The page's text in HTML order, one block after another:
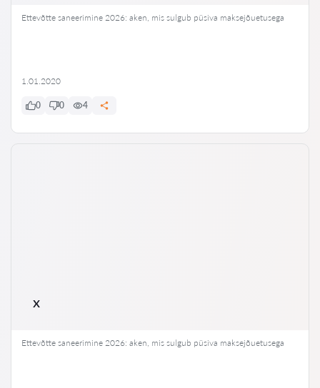
Ettevõtte saneerimine 2026: aken, mis sulgub püsiva maksejõuetusega
1.01.2020
0 0 4
x
Ettevõtte saneerimine 2026: aken, mis sulgub püsiva maksejõuetusega